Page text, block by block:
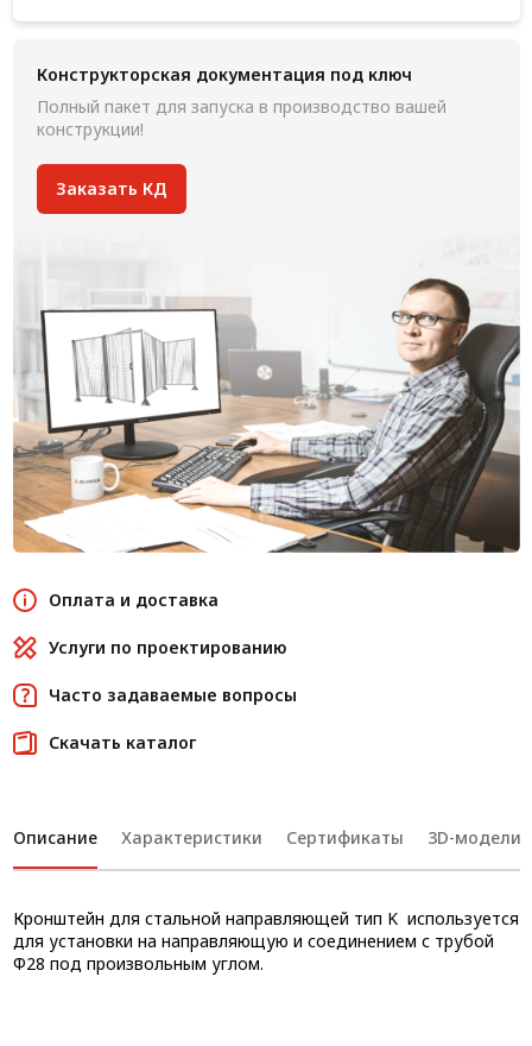
Конструкторская документация под ключ
Полный пакет для запуска в производство вашей
конструкции!
Заказать КД
Оплата и доставка
Услуги по проектированию
Часто задаваемые вопросы
Скачать каталог
Описание Характеристики Сертификаты 3D-модели
Кронштейн для стальной направляющей тип K используется
для установки на направляющую и соединением с трубой
Ф28 под произвольным углом.